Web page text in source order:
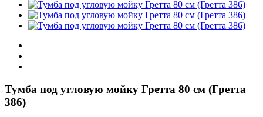
Тумба под угловую мойку Гретта 80 см (Гретта
386)